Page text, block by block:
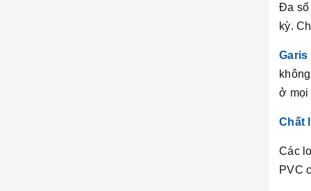
Đa số
kỳ.
Garis
ở mọi
Chất
Các
PVC